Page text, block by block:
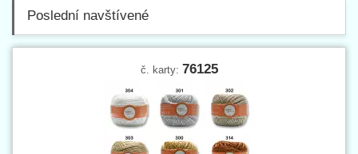
Poslední navštívené
č. karty: 76125